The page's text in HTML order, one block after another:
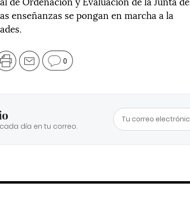
enseñanzas se pongan en marcha a la
0
día en tu correo.